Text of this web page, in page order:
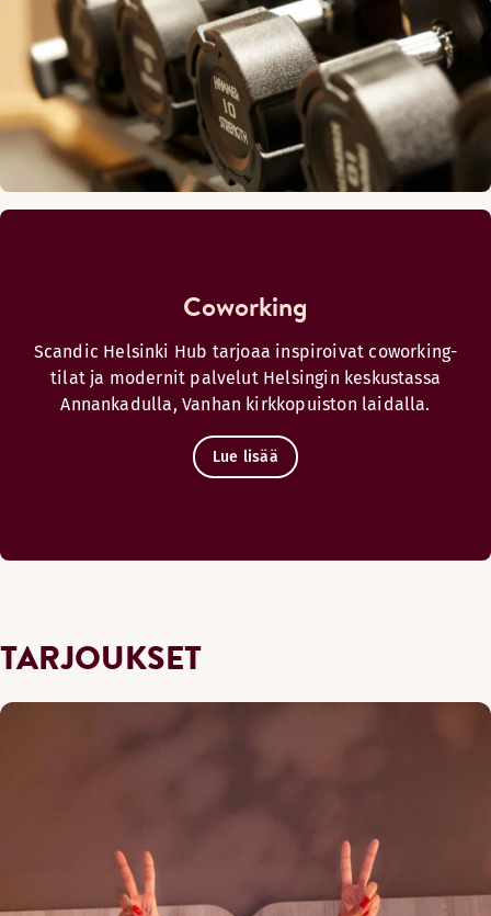
Coworking
Scandic Helsinki Hub tarjoaa inspiroivat coworking-
tilat ja modernit palvelut Helsingin keskustassa
Annankadulla, Vanhan kirkkopuiston laidalla.
Lue lisää
TARJOUKSET